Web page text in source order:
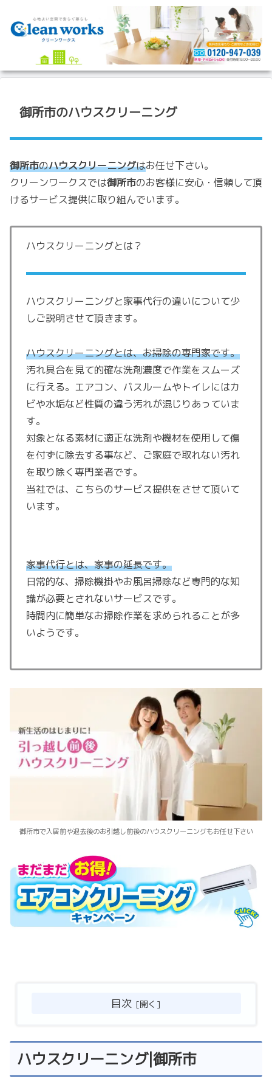
御所市のハウスクリーニング
御所市のハウスクリーニングはお任せ下さい。
クリーンワークスでは御所市のお客様に安心・信頼して頂
けるサービス提供に取り組んでいます。
ハウスクリーニングとは？
ハウスクリーニングと家事代行の違いについて少
しご説明させて頂きます。
ハウスクリーニングとは、お掃除の専門家です。
汚れ具合を見て的確な洗剤濃度で作業をスムーズ
に行える。エアコン、バスルームやトイレにはカ
ビや水垢など性質の違う汚れが混じりあっていま
す。
対象となる素材に適正な洗剤や機材を使用して傷
を付ずに除去する事など、ご家庭で取れない汚れ
を取り除く専門業者です。
当社では、こちらのサービス提供をさせて頂いて
います。
家事代行とは、家事の延長です。
日常的な、掃除機掛やお風呂掃除など専門的な知
識が必要とされないサービスです。
時間内に簡単なお掃除作業を求められることが多
いようです。
御所市で入居前や退去後のお引越し前後のハウスクリーニングもお任せ下さい
目次
ハウスクリーニング|御所市